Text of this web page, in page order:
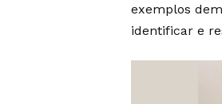
exemplos
identificar e